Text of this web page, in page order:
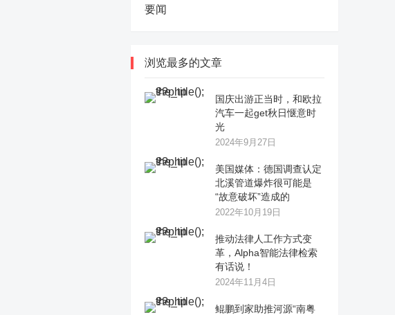
要闻
浏览最多的文章
国庆出游正当时，和欧拉
汽车一起get秋日惬意时
光
2024年9月27日
美国媒体：德国调查认定
北溪管道爆炸很可能是
“故意破坏”造成的
2022年10月19日
推动法律人工作方式变
革，Alpha智能法律检索
有话说！
2024年11月4日
鲲鹏到家助推河源“南粤